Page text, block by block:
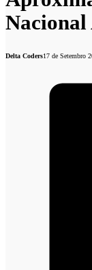
Nacional
Delta Coders17 de Setembro